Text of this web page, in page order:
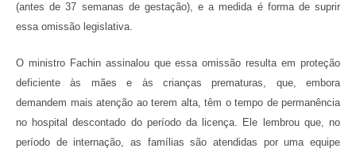
(antes de 37 semanas de gestação), e a medida é forma de suprir
essa omissão legislativa.
O ministro Fachin assinalou que essa omissão resulta em proteção
deficiente às mães e às crianças prematuras, que, embora
demandem mais atenção ao terem alta, têm o tempo de permanência
no hospital descontado do período da licença. Ele lembrou que, no
período de internação, as famílias são atendidas por uma equipe